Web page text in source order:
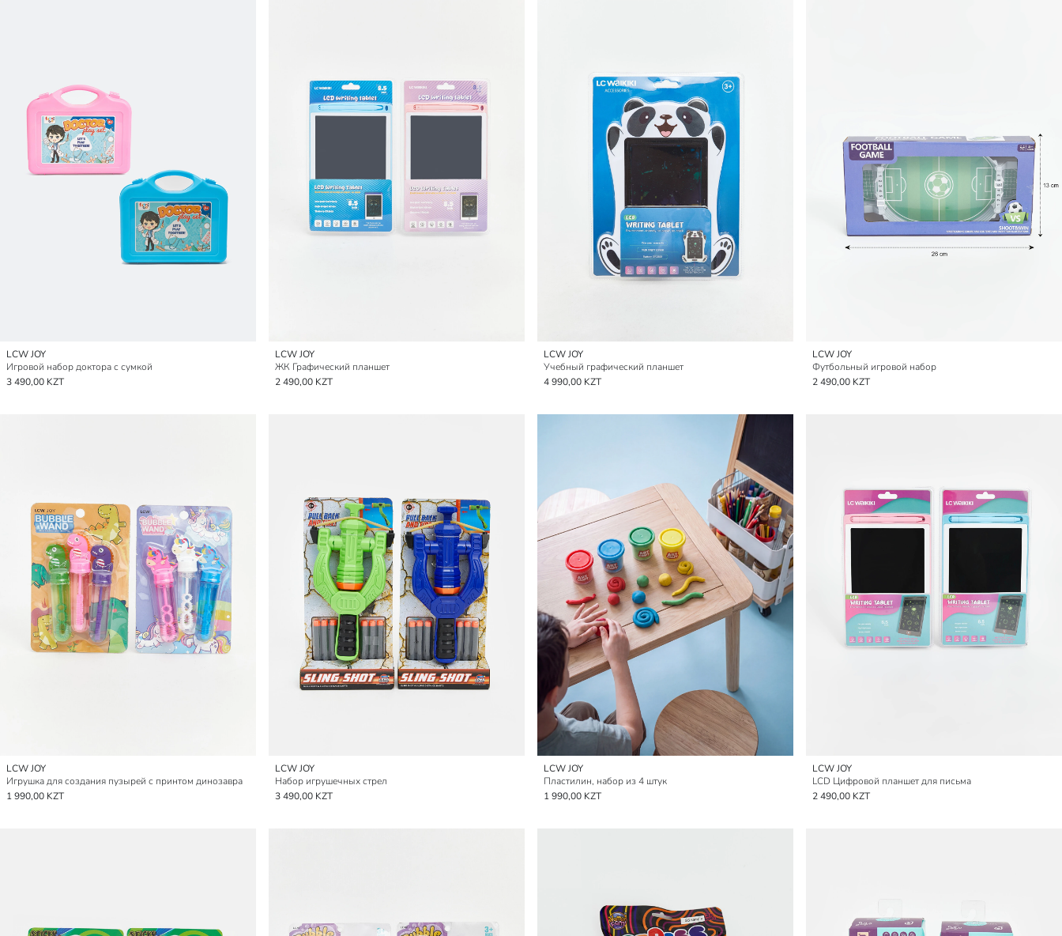
LCW JOY
Игровой набор доктора с сумкой
3 490,00 KZT
LCW JOY
ЖК Графический планшет
2 490,00 KZT
LCW JOY
Учебный графический планшет
4 990,00 KZT
LCW JOY
Футбольный игровой набор
2 490,00 KZT
LCW JOY
Игрушка для создания пузырей с принтом динозавра
1 990,00 KZT
LCW JOY
Набор игрушечных стрел
3 490,00 KZT
LCW JOY
Пластилин, набор из 4 штук
1 990,00 KZT
LCW JOY
LCD Цифровой планшет для письма
2 490,00 KZT